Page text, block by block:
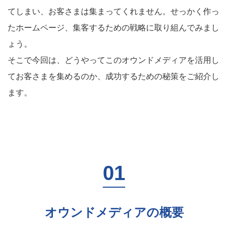
てしまい、お客さまは集まってくれません。せっかく作っ
たホームページ、集客するための戦略に取り組んでみまし
ょう。
そこで今回は、どうやってこのオウンドメディアを活用し
てお客さまを集めるのか、成功するための秘策をご紹介し
ます。
オウンドメディアの概要